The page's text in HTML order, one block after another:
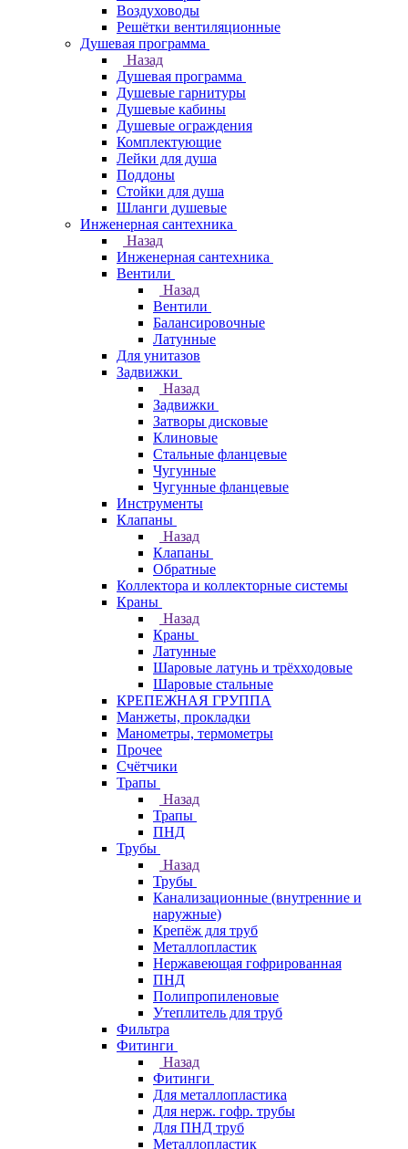
Воздуховоды
Решётки вентиляционные
Душевая программа
Назад
Душевая программа
Душевые гарнитуры
Душевые кабины
Душевые ограждения
Комплектующие
Лейки для душа
Поддоны
Стойки для душа
Шланги душевые
Инженерная сантехника
Назад
Инженерная сантехника
Вентили
Назад
Вентили
Балансировочные
Латунные
Для унитазов
Задвижки
Назад
Задвижки
Затворы дисковые
Клиновые
Стальные фланцевые
Чугунные
Чугунные фланцевые
Инструменты
Клапаны
Назад
Клапаны
Обратные
Коллектора и коллекторные системы
Краны
Назад
Краны
Латунные
Шаровые латунь и трёхходовые
Шаровые стальные
КРЕПЕЖНАЯ ГРУППА
Манжеты, прокладки
Манометры, термометры
Прочее
Счётчики
Трапы
Назад
Трапы
ПНД
Трубы
Назад
Трубы
Канализационные (внутренние и
наружные)
Крепёж для труб
Металлопластик
Нержавеющая гофрированная
ПНД
Полипропиленовые
Утеплитель для труб
Фильтра
Фитинги
Назад
Фитинги
Для металлопластика
Для нерж. гофр. трубы
Для ПНД труб
Металлопластик